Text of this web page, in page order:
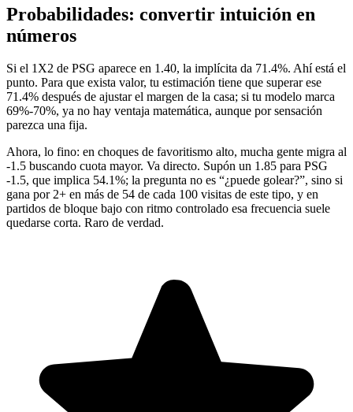
Probabilidades: convertir intuición en
números
Si el 1X2 de PSG aparece en 1.40, la implícita da 71.4%. Ahí está el
punto. Para que exista valor, tu estimación tiene que superar ese
71.4% después de ajustar el margen de la casa; si tu modelo marca
69%-70%, ya no hay ventaja matemática, aunque por sensación
parezca una fija.
Ahora, lo fino: en choques de favoritismo alto, mucha gente migra al
-1.5 buscando cuota mayor. Va directo. Supón un 1.85 para PSG
-1.5, que implica 54.1%; la pregunta no es “¿puede golear?”, sino si
gana por 2+ en más de 54 de cada 100 visitas de este tipo, y en
partidos de bloque bajo con ritmo controlado esa frecuencia suele
quedarse corta. Raro de verdad.